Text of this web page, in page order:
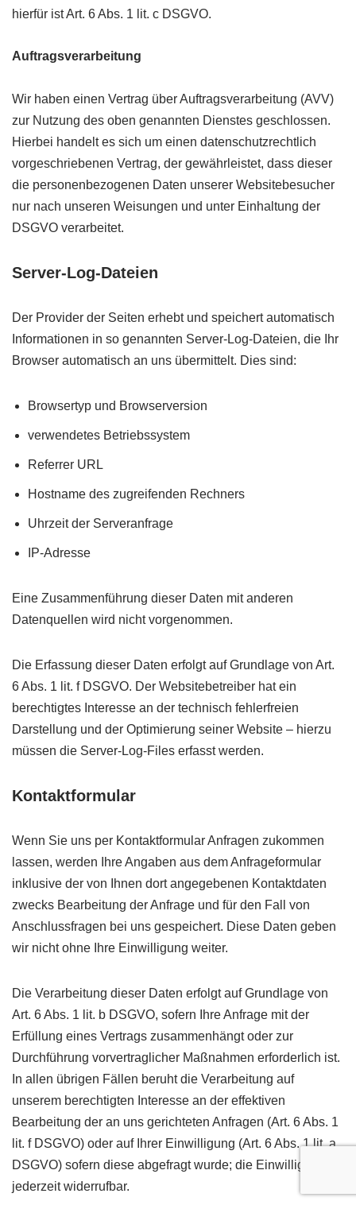
hierfür ist Art. 6 Abs. 1 lit. c DSGVO.
Auftragsverarbeitung
Wir haben einen Vertrag über Auftragsverarbeitung (AVV)
zur Nutzung des oben genannten Dienstes geschlossen.
Hierbei handelt es sich um einen datenschutzrechtlich
vorgeschriebenen Vertrag, der gewährleistet, dass dieser
die personenbezogenen Daten unserer Websitebesucher
nur nach unseren Weisungen und unter Einhaltung der
DSGVO verarbeitet.
Server-Log-Dateien
Der Provider der Seiten erhebt und speichert automatisch
Informationen in so genannten Server-Log-Dateien, die Ihr
Browser automatisch an uns übermittelt. Dies sind:
Browsertyp und Browserversion
verwendetes Betriebssystem
Referrer URL
Hostname des zugreifenden Rechners
Uhrzeit der Serveranfrage
IP-Adresse
Eine Zusammenführung dieser Daten mit anderen
Datenquellen wird nicht vorgenommen.
Die Erfassung dieser Daten erfolgt auf Grundlage von Art.
6 Abs. 1 lit. f DSGVO. Der Websitebetreiber hat ein
berechtigtes Interesse an der technisch fehlerfreien
Darstellung und der Optimierung seiner Website – hierzu
müssen die Server-Log-Files erfasst werden.
Kontaktformular
Wenn Sie uns per Kontaktformular Anfragen zukommen
lassen, werden Ihre Angaben aus dem Anfrageformular
inklusive der von Ihnen dort angegebenen Kontaktdaten
zwecks Bearbeitung der Anfrage und für den Fall von
Anschlussfragen bei uns gespeichert. Diese Daten geben
wir nicht ohne Ihre Einwilligung weiter.
Die Verarbeitung dieser Daten erfolgt auf Grundlage von
Art. 6 Abs. 1 lit. b DSGVO, sofern Ihre Anfrage mit der
Erfüllung eines Vertrags zusammenhängt oder zur
Durchführung vorvertraglicher Maßnahmen erforderlich ist.
In allen übrigen Fällen beruht die Verarbeitung auf
unserem berechtigten Interesse an der effektiven
Bearbeitung der an uns gerichteten Anfragen (Art. 6 Abs. 1
lit. f DSGVO) oder auf Ihrer Einwilligung (Art. 6 Abs. 1 lit. a
DSGVO) sofern diese abgefragt wurde; die Einwilligung ist
jederzeit widerrufbar.